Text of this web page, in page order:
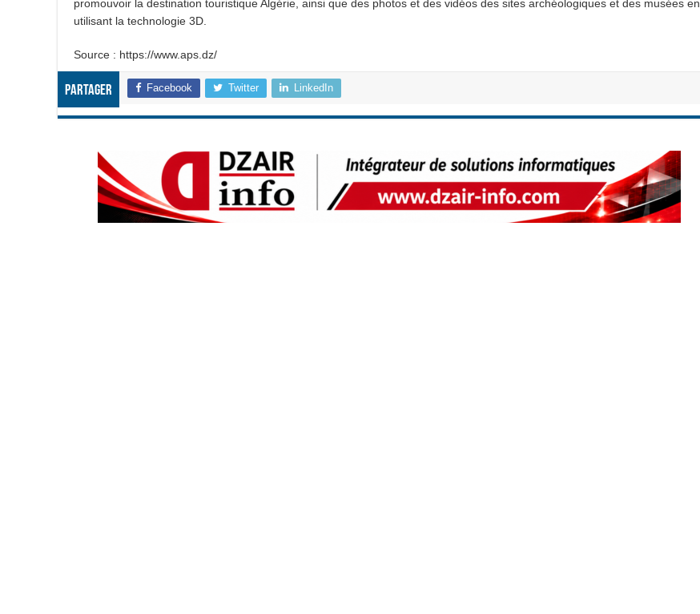
promouvoir la destination touristique Algérie, ainsi que des photos et des vidéos des sites archéologiques et des musées en
utilisant la technologie 3D.
Source : https://www.aps.dz/
Partager Facebook Twitter LinkedIn